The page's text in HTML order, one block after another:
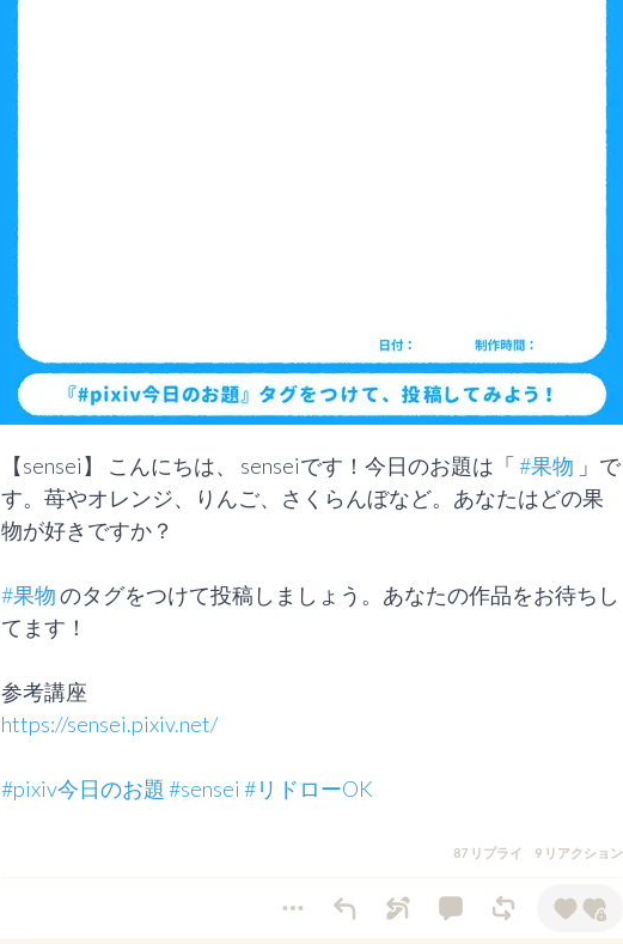
【sensei】 こんにちは、 senseiです！今日のお題は「 #果物 」で
す。苺やオレンジ、りんご、さくらんぼなど。あなたはどの果
物が好きですか？
#果物 のタグをつけて投稿しましょう。あなたの作品をお待ちし
てます！
https://sensei.pixiv.net/
#pixiv今日のお題 #sensei #リドローOK
87 リプライ 9 リアクション